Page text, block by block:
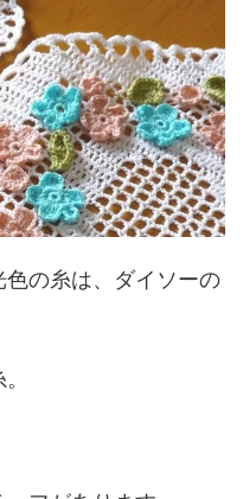
の糸は、ダイソーの